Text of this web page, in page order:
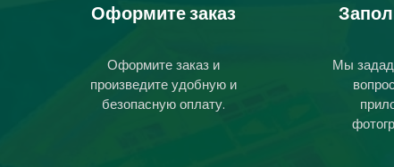
Оформите заказ
Оформите заказ и
произведите удобную и
безопасную оплату.
Мы